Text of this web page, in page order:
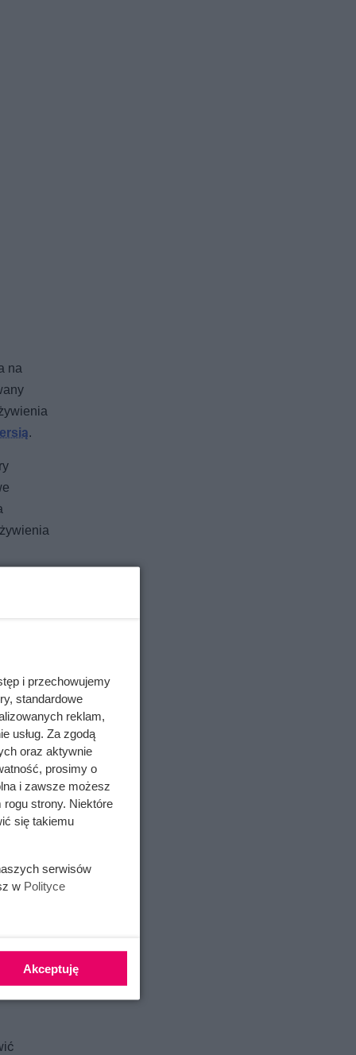
na
.
i przechowujemy
standardowe
reklam,
usług. Za zgodą
oraz aktywnie
prosimy o
i zawsze możesz
strony. Niektóre
się takiemu
serwisów
w Polityce
Akceptuję